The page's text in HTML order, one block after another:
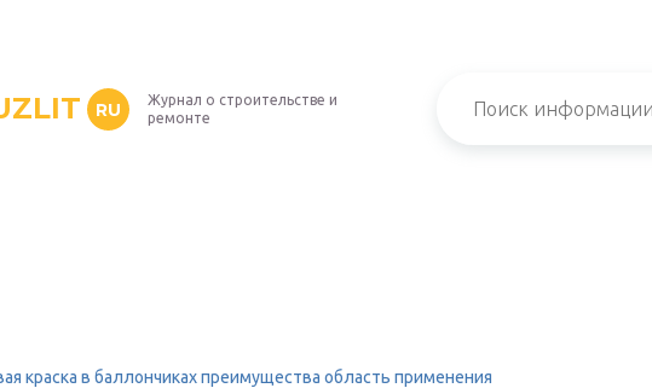
RU
Журнал о строительстве и
ремонте
краска в баллончиках преимущества область применения